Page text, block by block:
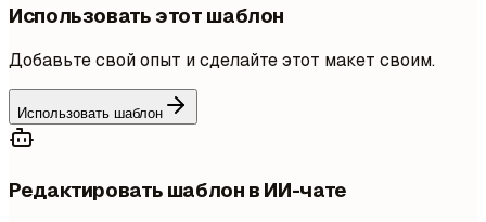
Использовать этот шаблон
Добавьте свой опыт и сделайте этот макет своим.
Использовать шаблон
Редактировать шаблон в ИИ-чате